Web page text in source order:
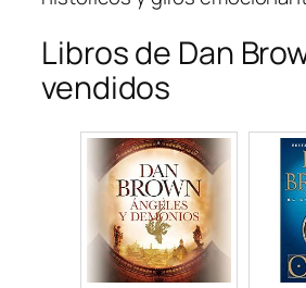
Libros de Dan
vendidos